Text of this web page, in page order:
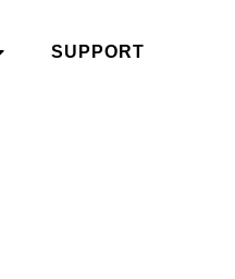
SUPPORT